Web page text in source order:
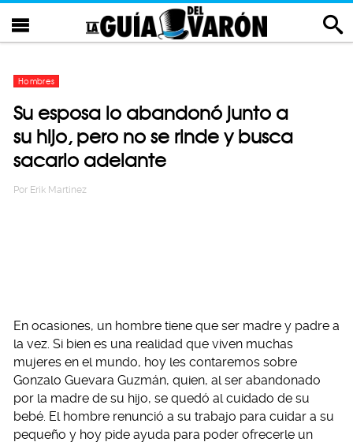
Hombres
Su esposa lo abandonó junto a
su hijo, pero no se rinde y busca
sacarlo adelante
Por Erik Martinez
En ocasiones, un hombre tiene que ser madre y padre a
la vez. Si bien es una realidad que viven muchas
mujeres en el mundo, hoy les contaremos sobre
Gonzalo Guevara Guzmán, quien, al ser abandonado
por la madre de su hijo, se quedó al cuidado de su
bebé. El hombre renunció a su trabajo para cuidar a su
pequeño y hoy pide ayuda para poder ofrecerle un